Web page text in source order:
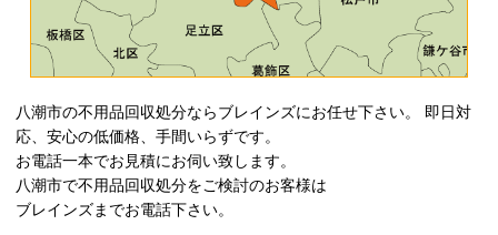
八潮市の不用品回収処分ならブレインズにお任せ下さい。 即日対
応、安心の低価格、手間いらずです。
お電話一本でお見積にお伺い致します。
八潮市で不用品回収処分をご検討のお客様は
ブレインズまでお電話下さい。